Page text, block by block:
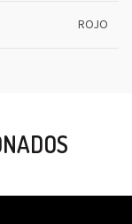
ROJO